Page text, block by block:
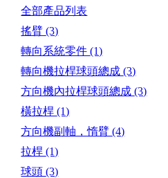
全部產品列表
搖臂(3)
轉向系統零件(1)
轉向機拉桿球頭總成(3)
方向機內拉桿球頭總成(3)
橫拉桿(1)
方向機副軸，惰臂(4)
拉桿(1)
球頭(3)